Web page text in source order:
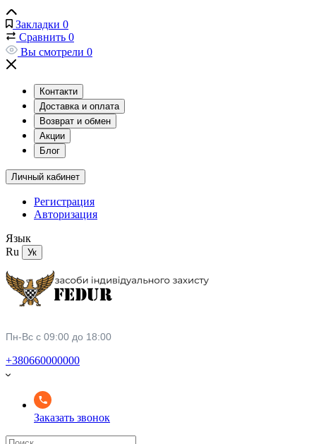
Закладки 0
Сравнить 0
Вы смотрели 0
Контакти
Доставка и оплата
Возврат и обмен
Акции
Блог
Личный кабинет
Регистрация
Авторизация
Язык
Ru
Ук
Пн-Вс с 09:00 до 18:00
+380660000000
Заказать звонок